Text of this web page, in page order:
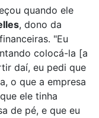
quando ele
, dono da
"Eu
colocá-la [a
daí, eu pedi que
o que a empresa
ele tinha
de pé, e que eu